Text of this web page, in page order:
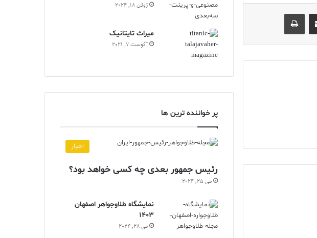
اشتراک گذاری از طریق ایمیل چاپ
ژوئن 18, 2024
ميراث تايتانيک
آگوست 7, 2021
پر خواننده ترین ها
اخبار
رئیس جمهور بعدی چه کسی خواهد بود؟
می 25, 2024
نمایشگاه طلاوجواهر اصفهان
1403
می 28, 2024